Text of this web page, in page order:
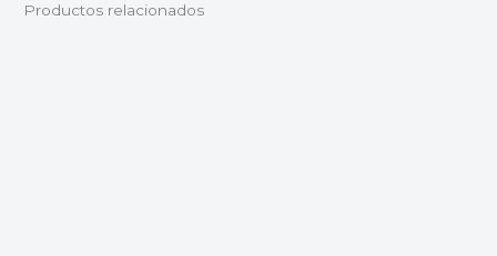
Productos relacionados